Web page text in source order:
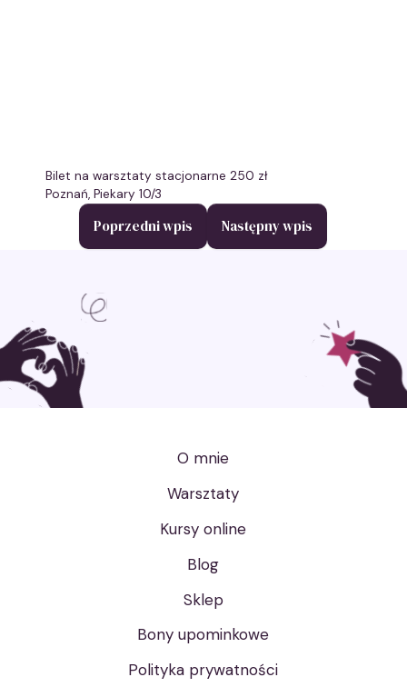
Bilet na warsztaty stacjonarne 250 zł
Poznań, Piekary 10/3
Nawigacja
wpisu
Poprzedni wpis Następny wpis
O mnie
Warsztaty
Kursy online
Blog
Sklep
Bony upominkowe
Polityka prywatności